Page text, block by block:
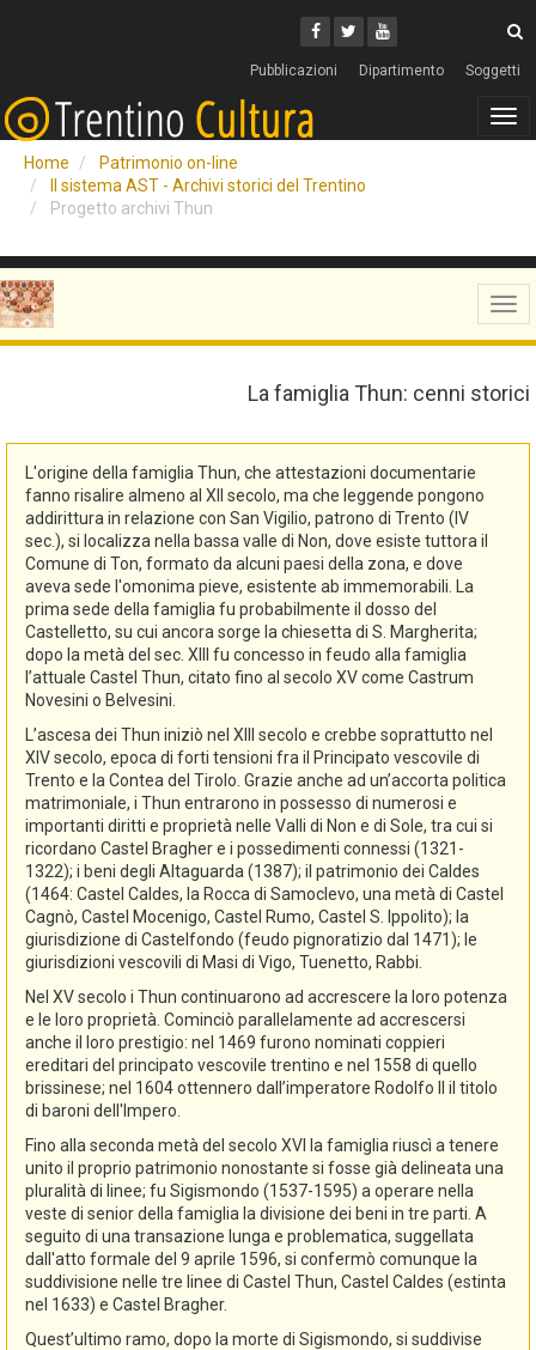
Facebook
Twitter
Youtube
Pubblicazioni Dipartimento Soggetti
Home
Patrimonio on-line
Il sistema AST - Archivi storici del Trentino
Progetto archivi Thun
La famiglia Thun: cenni storici
L'origine della famiglia Thun, che attestazioni documentarie
fanno risalire almeno al XII secolo, ma che leggende pongono
addirittura in relazione con San Vigilio, patrono di Trento (IV
sec.), si localizza nella bassa valle di Non, dove esiste tuttora il
Comune di Ton, formato da alcuni paesi della zona, e dove
aveva sede l'omonima pieve, esistente ab immemorabili. La
prima sede della famiglia fu probabilmente il dosso del
Castelletto, su cui ancora sorge la chiesetta di S. Margherita;
dopo la metà del sec. XIII fu concesso in feudo alla famiglia
l’attuale Castel Thun, citato fino al secolo XV come Castrum
Novesini o Belvesini.
L’ascesa dei Thun iniziò nel XIII secolo e crebbe soprattutto nel
XIV secolo, epoca di forti tensioni fra il Principato vescovile di
Trento e la Contea del Tirolo. Grazie anche ad un’accorta politica
matrimoniale, i Thun entrarono in possesso di numerosi e
importanti diritti e proprietà nelle Valli di Non e di Sole, tra cui si
ricordano Castel Bragher e i possedimenti connessi (1321-
1322); i beni degli Altaguarda (1387); il patrimonio dei Caldes
(1464: Castel Caldes, la Rocca di Samoclevo, una metà di Castel
Cagnò, Castel Mocenigo, Castel Rumo, Castel S. Ippolito); la
giurisdizione di Castelfondo (feudo pignoratizio dal 1471); le
giurisdizioni vescovili di Masi di Vigo, Tuenetto, Rabbi.
Nel XV secolo i Thun continuarono ad accrescere la loro potenza
e le loro proprietà. Cominciò parallelamente ad accrescersi
anche il loro prestigio: nel 1469 furono nominati coppieri
ereditari del principato vescovile trentino e nel 1558 di quello
brissinese; nel 1604 ottennero dall’imperatore Rodolfo II il titolo
di baroni dell'Impero.
Fino alla seconda metà del secolo XVI la famiglia riuscì a tenere
unito il proprio patrimonio nonostante si fosse già delineata una
pluralità di linee; fu Sigismondo (1537-1595) a operare nella
veste di senior della famiglia la divisione dei beni in tre parti. A
seguito di una transazione lunga e problematica, suggellata
dall'atto formale del 9 aprile 1596, si confermò comunque la
suddivisione nelle tre linee di Castel Thun, Castel Caldes (estinta
nel 1633) e Castel Bragher.
Quest’ultimo ramo, dopo la morte di Sigismondo, si suddivise